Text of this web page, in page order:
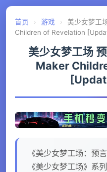
首页 › 游戏 ›
美少女梦工
Children of Revelation
美少女梦工场
Maker
《美少女梦工场：预
《美少女梦工场》系